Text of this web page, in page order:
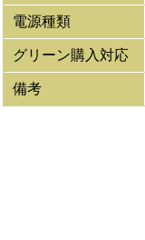
電源種類
グリーン購入対応
備考